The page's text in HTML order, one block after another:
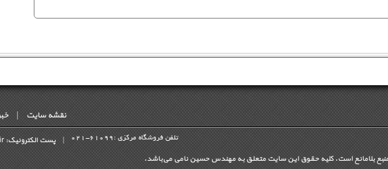
نقشه سایت |
پست الکترونیک: info@h-nami.ir | 021-61099 تلفن فروشگاه مرکزی :
منبع بلامانع است. کليه حقوق اين سايت متعلق به مهندس حسین نامی می‌باشد.